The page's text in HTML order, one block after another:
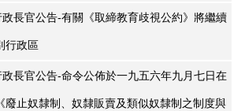
長官公告-有關《取締教育歧視公約》將繼續
行政區
長官公告-命令公佈於一九五六年九月七日在
廢止奴隸制、奴隸販賣及類似奴隸制之制度與